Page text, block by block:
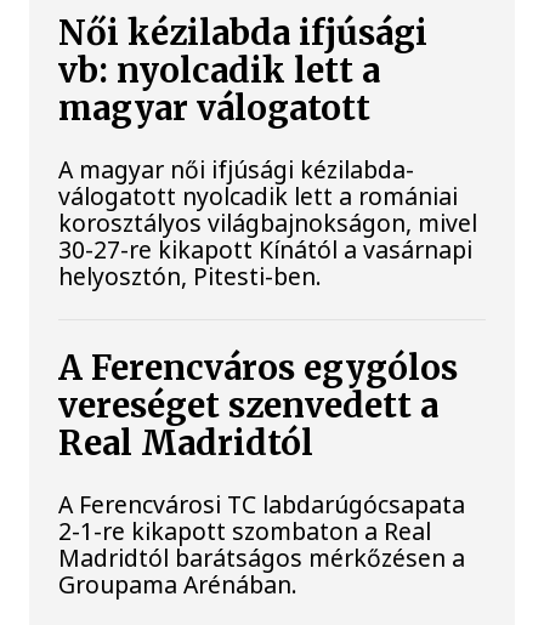
Női kézilabda ifjúsági
vb: nyolcadik lett a
magyar válogatott
A magyar női ifjúsági kézilabda-
válogatott nyolcadik lett a romániai
korosztályos világbajnokságon, mivel
30-27-re kikapott Kínától a vasárnapi
helyosztón, Pitesti-ben.
A Ferencváros egygólos
vereséget szenvedett a
Real Madridtól
A Ferencvárosi TC labdarúgócsapata
2-1-re kikapott szombaton a Real
Madridtól barátságos mérkőzésen a
Groupama Arénában.